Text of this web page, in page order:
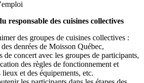
responsable des cuisines collectives
des groupes de cuisines collectives :
denrées de Moisson Québec,
de concert avec les groupes de participants,
des règles de fonctionnement et
et des équipements, etc.